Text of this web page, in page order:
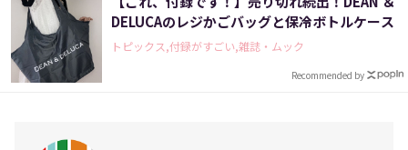
DELUCAのレジかごバッグと保冷ボトルケース
トピックス,付録がすごい,雑誌・ムック
Recommended by